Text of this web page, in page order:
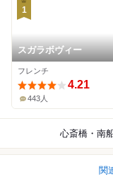
1
スガラボヴィー
フレンチ
4.21
443人
関